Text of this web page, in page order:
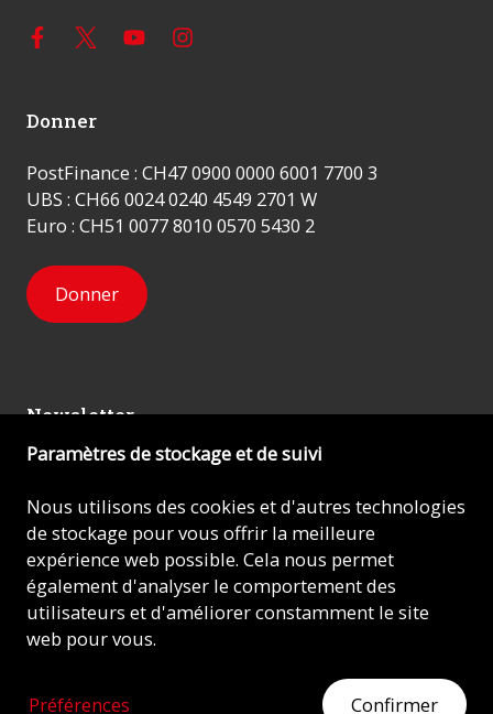
MONTREZ DU CŒUR
Donner
PostFinance : CH47 0900 0000 6001 7700 3
UBS : CH66 0024 0240 4549 2701 W
Euro : CH51 0077 8010 0570 5430 2
Donner
Newsletter
© 2026 - AIDE À L'ÉGLISE EN DÉTRESSE (ACN)
Mentions légales
Paramètres de stockage et de suivi
Nous utilisons des cookies et d'autres technologies
de stockage pour vous offrir la meilleure
expérience web possible. Cela nous permet
également d'analyser le comportement des
utilisateurs et d'améliorer constamment le site
web pour vous.
Préférences Confirmer